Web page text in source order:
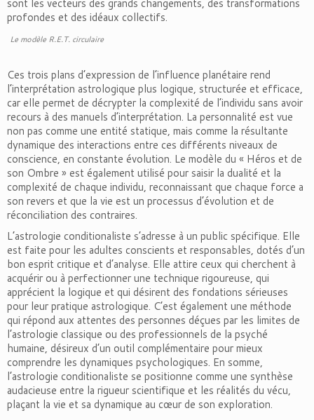
sont les vecteurs des grands changements, des transformations
profondes et des idéaux collectifs.
Le modèle R.E.T. circulaire
Ces trois plans d’expression de l’influence planétaire rend
l’interprétation astrologique plus logique, structurée et efficace,
car elle permet de décrypter la complexité de l’individu sans avoir
recours à des manuels d’interprétation. La personnalité est vue
non pas comme une entité statique, mais comme la résultante
dynamique des interactions entre ces différents niveaux de
conscience, en constante évolution. Le modèle du « Héros et de
son Ombre » est également utilisé pour saisir la dualité et la
complexité de chaque individu, reconnaissant que chaque force a
son revers et que la vie est un processus d’évolution et de
réconciliation des contraires.
L’astrologie conditionaliste s’adresse à un public spécifique. Elle
est faite pour les adultes conscients et responsables, dotés d’un
bon esprit critique et d’analyse. Elle attire ceux qui cherchent à
acquérir ou à perfectionner une technique rigoureuse, qui
apprécient la logique et qui désirent des fondations sérieuses
pour leur pratique astrologique. C’est également une méthode
qui répond aux attentes des personnes déçues par les limites de
l’astrologie classique ou des professionnels de la psyché
humaine, désireux d’un outil complémentaire pour mieux
comprendre les dynamiques psychologiques. En somme,
l’astrologie conditionaliste se positionne comme une synthèse
audacieuse entre la rigueur scientifique et les réalités du vécu,
plaçant la vie et sa dynamique au cœur de son exploration.